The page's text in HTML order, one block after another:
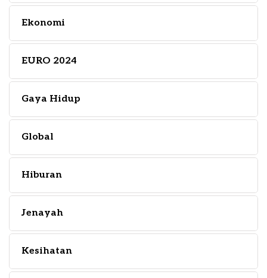
Ekonomi
EURO 2024
Gaya Hidup
Global
Hiburan
Jenayah
Kesihatan